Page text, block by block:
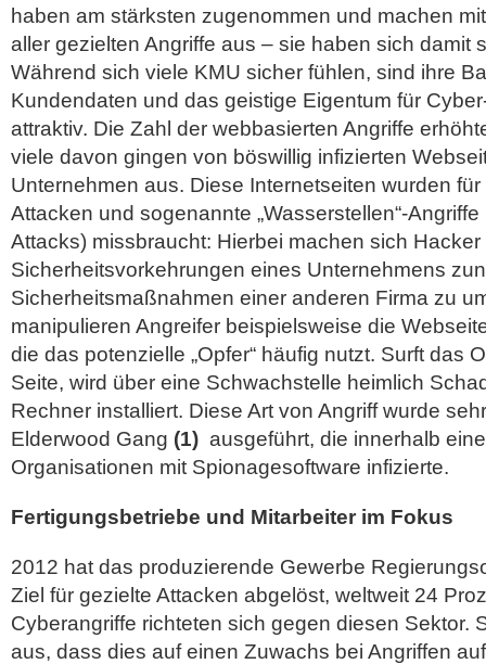
haben am stärksten zugenommen und machen
aller gezielten Angriffe aus – sie haben sich damit
Während sich viele KMU sicher fühlen, sind ihre
Kundendaten und das geistige Eigentum für
attraktiv. Die Zahl der webbasierten Angriffe
viele davon gingen von böswillig infizierten
Unternehmen aus. Diese Internetseiten wurden
Attacken und sogenannte „Wasserstellen“-Angriffe
Attacks) missbraucht: Hierbei machen sich
Sicherheitsvorkehrungen eines Unternehmens
Sicherheitsmaßnahmen einer anderen Firma zu
manipulieren Angreifer beispielsweise die
die das potenzielle „Opfer“ häufig nutzt. Surft das
Seite, wird über eine Schwachstelle heimlich
Rechner installiert. Diese Art von Angriff wurde
Elderwood Gang (1) ausgeführt, die innerhalb
Organisationen mit Spionagesoftware infizierte.
Fertigungsbetriebe und Mitarbeiter im Fokus
2012 hat das produzierende Gewerbe
Ziel für gezielte Attacken abgelöst, weltweit 24
Cyberangriffe richteten sich gegen diesen Sektor.
aus, dass dies auf einen Zuwachs bei Angriffen